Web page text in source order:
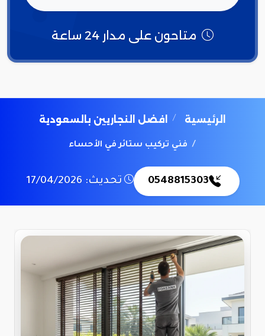
متاحون على مدار 24 ساعة
الرئيسية افضل النجاريين بالسعودية
فني تركيب ستائر في الأحساء
0548815303 تحديث: 17/04/2026